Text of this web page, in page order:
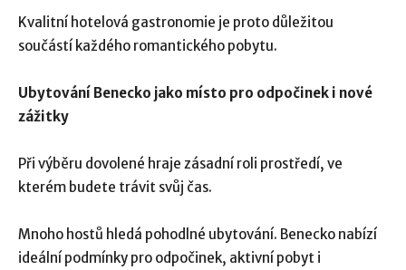
Kvalitní hotelová gastronomie je proto důležitou
součástí každého romantického pobytu.
Ubytování Benecko jako místo pro odpočinek i nové
zážitky
Při výběru dovolené hraje zásadní roli prostředí, ve
kterém budete trávit svůj čas.
Mnoho hostů hledá pohodlné ubytování. Benecko nabízí
ideální podmínky pro odpočinek, aktivní pobyt i